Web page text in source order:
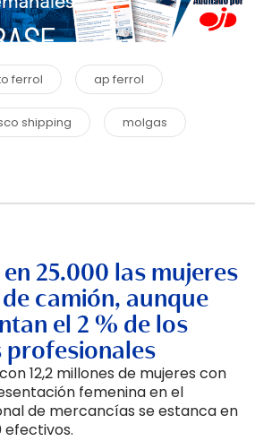
ferrol ap ferrol
shipping molgas
25.000 las mujeres
camión, aunque
el 2 % de los
12,2 millones de mujeres con
femenina en el
de mercancías se estanca en
efectivos.